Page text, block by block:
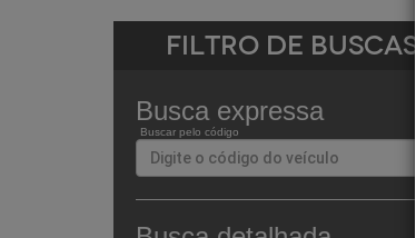
Filtro de Buscas
Busca expressa
Buscar pelo código